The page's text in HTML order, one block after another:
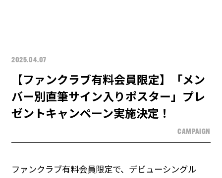
2025.04.07
【ファンクラブ有料会員限定】「メン
バー別直筆サイン入りポスター」プレ
ゼントキャンペーン実施決定！
CAMPAIGN
ファンクラブ有料会員限定で、デビューシングル